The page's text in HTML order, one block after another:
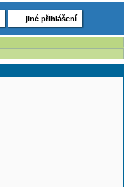
jiné přihlášení